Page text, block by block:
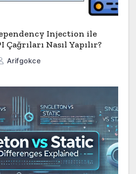
Injection ile
Nasıl Yapılır?
Arifgokce